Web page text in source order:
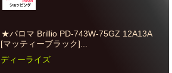
★パロマ Brillio PD-743W-75GZ 12A13A
[マッティーブラック]...
ディーライズ